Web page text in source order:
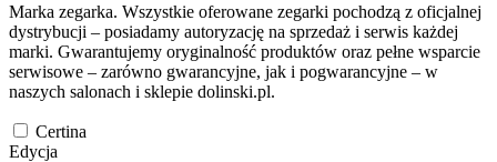
Marka zegarka. Wszystkie oferowane zegarki pochodzą z oficjalnej
dystrybucji – posiadamy autoryzację na sprzedaż i serwis każdej
marki. Gwarantujemy oryginalność produktów oraz pełne wsparcie
serwisowe – zarówno gwarancyjne, jak i pogwarancyjne – w
naszych salonach i sklepie dolinski.pl.
Certina
Edycja